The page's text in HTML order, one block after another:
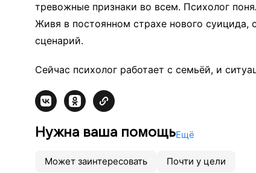
тревожные признаки во всем. Психолог
Живя в постоянном страхе нового суицида,
сценарий.
Сейчас психолог работает с семьёй, и
Нужна ваша помощьЕщё
Может заинтересовать Почти у цели